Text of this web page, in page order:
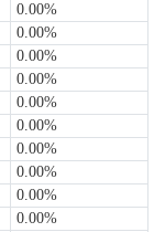
0.00%
0.00%
0.00%
0.00%
0.00%
0.00%
0.00%
0.00%
0.00%
0.00%